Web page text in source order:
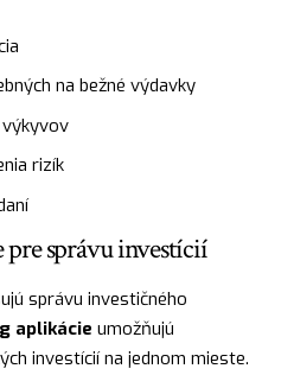
na bežné výdavky
rizík
správu investícií
správu investičného
aplikácie umožňujú
investícií na jednom mieste.